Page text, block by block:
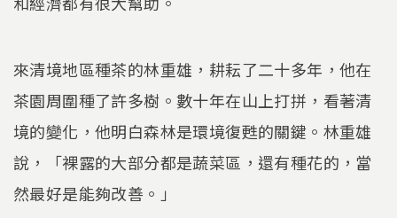
來清境地區種茶的林重雄，耕耘了二十多年，他在
茶園周圍種了許多樹。數十年在山上打拼，看著清
境的變化，他明白森林是環境復甦的關鍵。林重雄
說，「裸露的大部分都是蔬菜區，還有種花的，當
然最好是能夠改善。」